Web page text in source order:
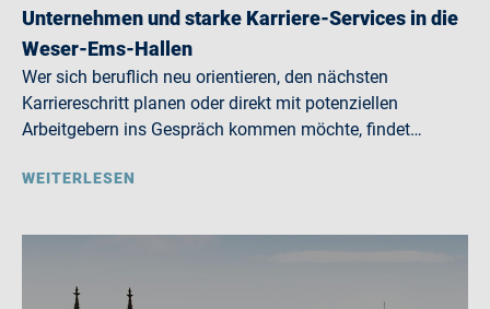
Unternehmen und starke Karriere-Services in die
Weser-Ems-Hallen
Wer sich beruflich neu orientieren, den nächsten
Karriereschritt planen oder direkt mit potenziellen
Arbeitgebern ins Gespräch kommen möchte, findet…
WEITERLESEN